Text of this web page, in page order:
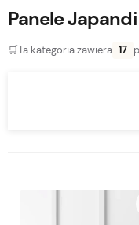
Wybierz coś dla
zaloguj się, aby
Panele Japandi
🛒Ta kategoria zawiera 17